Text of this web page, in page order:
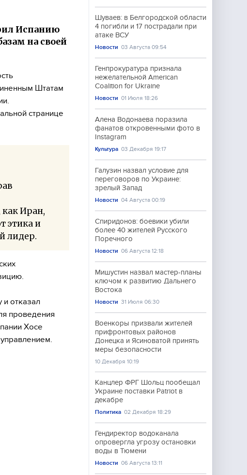
Испанию
на своей
Штатам
странице
Иран,
этика и
лидер.
отказал
проведения
Хосе
Шуваев: в Белгородской области
4 погибли и 17 пострадали при
атаке ВСУ
Новости 03 Августа 09:54
Генпрокуратура признала
нежелательной American
Coalition for Ukraine
Новости 01 Июля 18:26
Алена Водонаева поразила
фанатов откровенными фото в
Instagram
Культура 03 Декабря 19:17
Галузин назвал условие для
переговоров по Украине:
зрелый Запад
Новости 04 Августа 00:19
Спиридонов: боевики убили
более 40 жителей Русского
Поречного
Новости 06 Августа 12:18
Мишустин назвал мастер-планы
ключом к развитию Дальнего
Востока
Новости 31 Июля 06:30
Военкоры призвали жителей
прифронтовых районов
Донецка и Ясиноватой принять
меры безопасности
10 Декабря 10:19
Канцлер ФРГ Шольц пообещал
Украине поставки Patriot в
декабре
Политика 02 Декабря 18:29
Гендиректор водоканала
опровергла угрозу остановки
воды в Тюмени
Новости 06 Августа 13:11